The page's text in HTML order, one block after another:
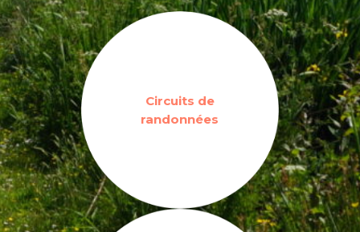
Circuits de
randonnées